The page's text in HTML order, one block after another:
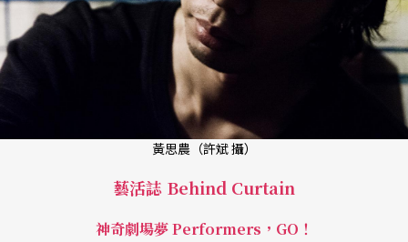
黃思農（許斌 攝）
藝活誌 Behind Curtain
神奇劇場夢 Performers，GO！